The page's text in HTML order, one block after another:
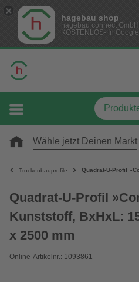
hagebau shop
hagebau connect
KOSTENLOS- In
Wähle jetzt Deinen Markt
Trockenbauprofile Quadrat-U-Profil
Quadrat-U-Profil
Kunststoff, BxHxL:
x 2500 mm
Online-Artikelnr.: 1093861